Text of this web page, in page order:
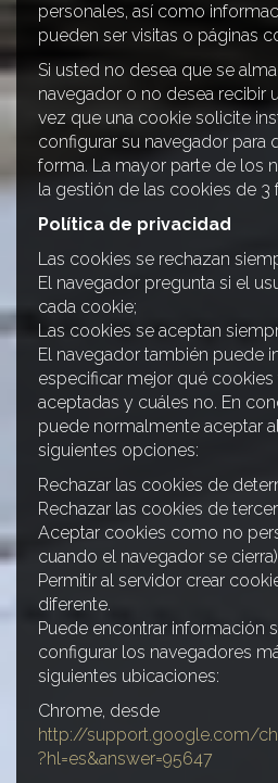
personales, así como
pueden ser visitas o páginas
Si usted no desea que se
navegador o no desea recibir
vez que una cookie solicite
configurar su navegador para
forma. La mayor parte de los
la gestión de las cookies de 3
Política de privacidad
Las cookies se rechazan
El navegador pregunta si el
cada cookie;
Las cookies se aceptan
El navegador también puede
especificar mejor qué cookies
aceptadas y cuáles no. En
puede normalmente aceptar
siguientes opciones:
Rechazar las cookies de
Rechazar las cookies de
Aceptar cookies como no
cuando el navegador se
Permitir al servidor crear
diferente.
Puede encontrar información
configurar los navegadores
siguientes ubicaciones:
Chrome, desde
http://support.google.com/
?hl=es&answer=95647